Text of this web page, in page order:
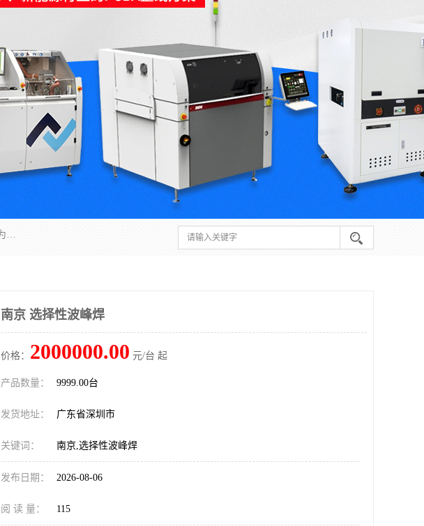
深圳市亿阳电子仪器有限公司坐落于风景秀丽的深圳市光明区，集SMT设备销售务为一体，努力为客户提供电子装配解决方案。与行业**SMT设备厂商：ASM（印刷机，锡膏检查机，贴片机），德国ERSA（爱莎）建立了稳固的代理合作关系，销售的设备一直保持**电子装配行业未来发展方向，能够满足客户各种繁杂产品的生产应用。
南京 选择性波峰焊
价格： 2000000.00 元/台 起
产品数量： 9999.00台
发货地址： 广东省深圳市
关键词： 南京,选择性波峰焊
发布日期： 2026-08-06
阅 读 量： 115